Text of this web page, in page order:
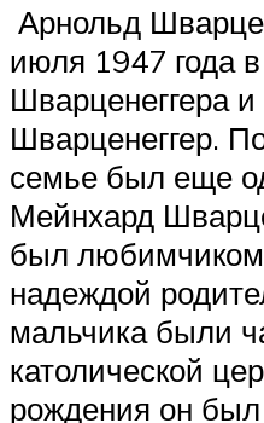
Арнольд
июля 1947 года
Шварценеггера
Шварценеггер.
семье был еще
Мейнхард
был
надеждой
мальчика были
католической
рождения он